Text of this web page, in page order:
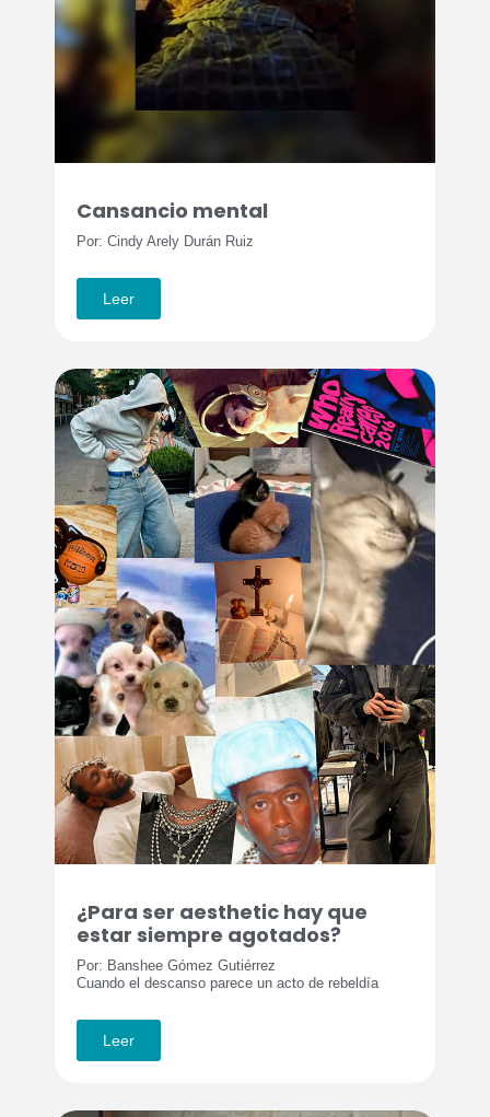
Cansancio mental
Por: Cindy Arely Durán Ruiz
Leer
¿Para ser aesthetic hay que
estar siempre agotados?
Por: Banshee Gómez Gutiérrez
Cuando el descanso parece un acto de rebeldía
Leer